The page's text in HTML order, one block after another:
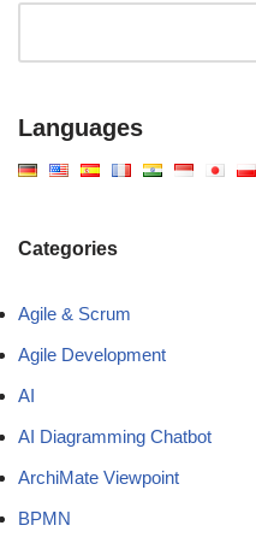
Languages
Categories
Agile & Scrum
Agile Development
AI
AI Diagramming Chatbot
ArchiMate Viewpoint
BPMN